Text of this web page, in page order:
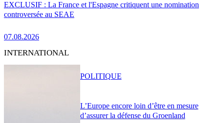
EXCLUSIF : La France et l'Espagne critiquent une nomination
controversée au SEAE
07.08.2026
INTERNATIONAL
L’Europe encore loin d’être en mesure
d’assurer la défense du Groenland
POLITIQUE